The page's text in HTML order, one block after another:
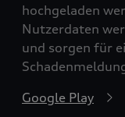
hochgeladen
Nutzerdaten
und sorgen für
Google Play